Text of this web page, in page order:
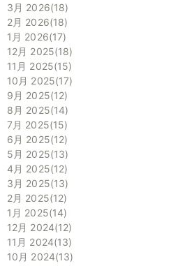
3月 2026 18
2月 2026 18
1月 2026 17
12月 2025 18
11月 2025 15
10月 2025 17
9月 2025 12
8月 2025 14
7月 2025 15
6月 2025 12
5月 2025 13
4月 2025 12
3月 2025 13
2月 2025 12
1月 2025 14
12月 2024 12
11月 2024 13
10月 2024 13